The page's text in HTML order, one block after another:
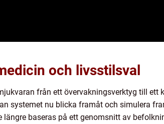
och livsstilsval
från ett övervakningsverktyg till
systemet nu blicka framåt och simulera
baseras på ett genomsnitt av